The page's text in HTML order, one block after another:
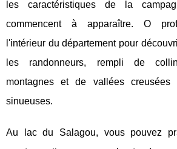
les caractéristiques de la
commencent à apparaître. O
l'intérieur du département pour
les randonneurs, rempli de
montagnes et de vallées
sinueuses.
Au lac du Salagou, vous pouvez